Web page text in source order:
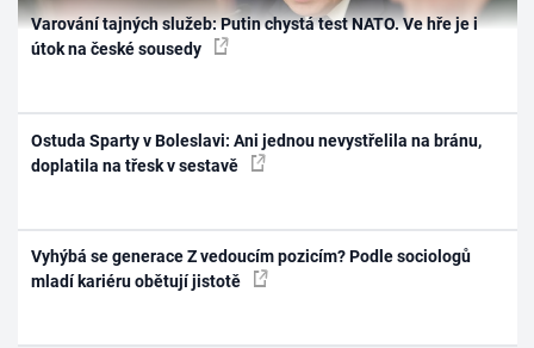
Varování tajných služeb: Putin chystá test NATO. Ve hře je i
útok na české sousedy
Ostuda Sparty v Boleslavi: Ani jednou nevystřelila na bránu,
doplatila na třesk v sestavě
Vyhýbá se generace Z vedoucím pozicím? Podle sociologů
mladí kariéru obětují jistotě